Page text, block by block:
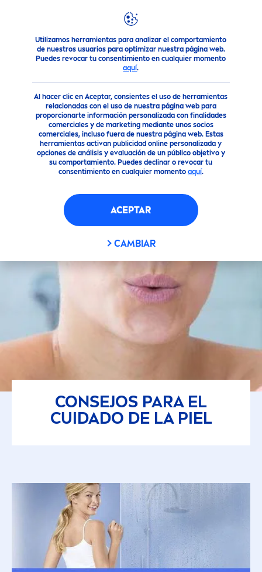
Utilizamos herramientas para analizar el comportamiento
de nuestros usuarios para optimizar nuestra página web.
Puedes revocar tu consentimiento en cualquier momento
aquí.
Al hacer clic en Aceptar, consientes el uso de herramientas
relacionadas con el uso de nuestra página web para
proporcionarte información personalizada con finalidades
comerciales y de marketing mediante unos socios
comerciales, incluso fuera de nuestra página web. Estas
herramientas activan publicidad online personalizada y
opciones de análisis y evaluación de un público objetivo y
su comportamiento. Puedes declinar o revocar tu
consentimiento en cualquier momento aquí.
ACEPTAR
CAMBIAR
Consejo Consejos para la Piel Consejos para el Cuidado
CONSEJOS PARA EL
CUIDADO DE LA PIEL